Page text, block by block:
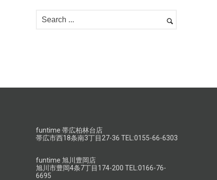
funtime 帯広柏林台店
帯広市西18条南3丁目27-36 TEL:0155-66-6303
funtime 旭川豊岡店
旭川市豊岡4条7丁目174-200 TEL:0166-76-
6695